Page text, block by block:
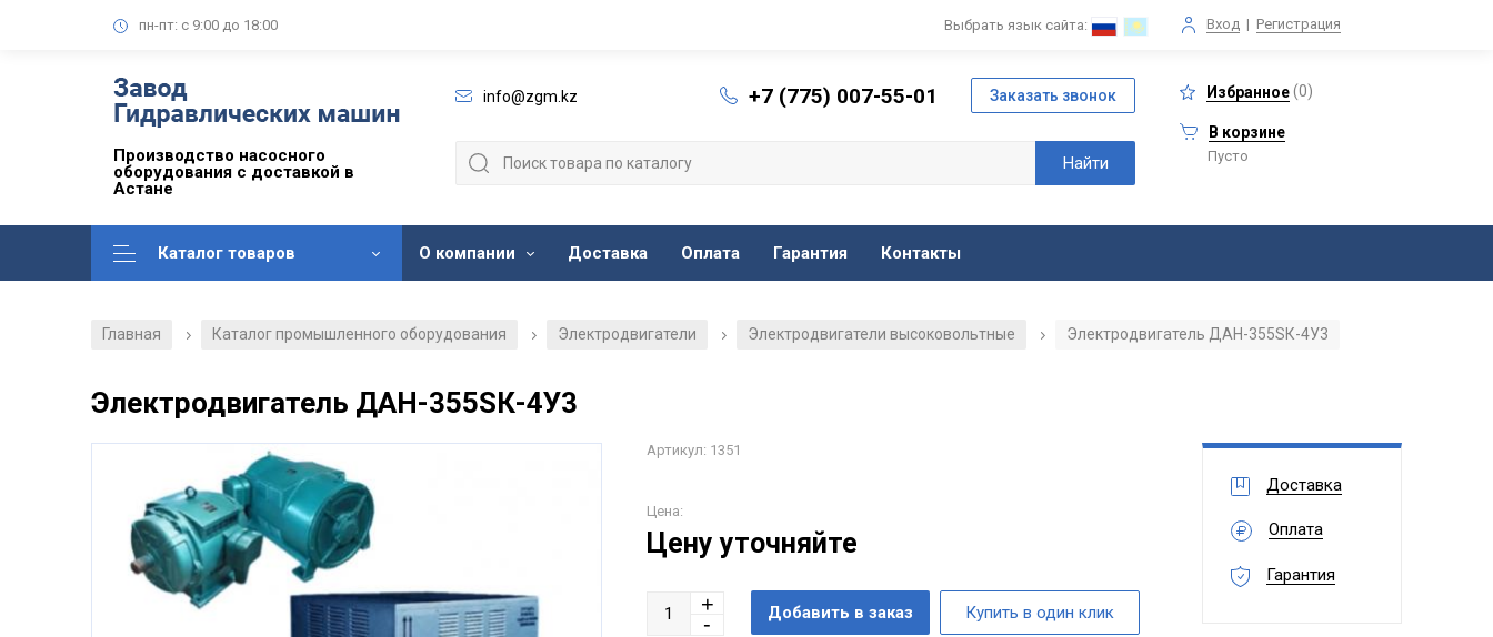
пн-пт: с 9:00 до 18:00 Вход | Регистрация
Выбрать язык сайта:
Производство насосного
оборудования с доставкой в
Астане
info@zgm.kz +7 (775) 007-55-01 Избранное(0)
В корзине
Пусто
Каталог товаров О компании Доставка Оплата Гарантия Контакты
Главная / Каталог промышленного оборудования / Электродвигатели / Электродвигатели высоковольтные / Электродвигатель ДАН-355SК-4У3
Электродвигатель ДАН-355SК-4У3
Артикул: 1351
Цена:
Цену уточняйте
Доставка
Оплата
Гарантия